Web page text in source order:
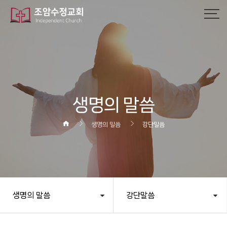
생명의 말씀
생명의 말씀 강단말씀
생명의 말씀 강단말씀